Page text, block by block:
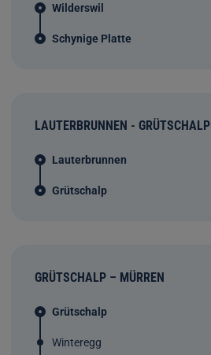
Wilderswil
Schynige Platte
LAUTERBRUNNEN - GRÜTSCHALP
Lauterbrunnen
Grütschalp
GRÜTSCHALP – MÜRREN
Grütschalp
Winteregg